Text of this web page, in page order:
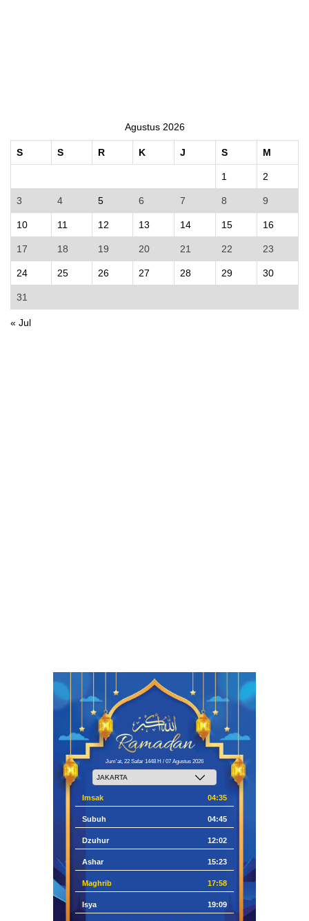
Agustus 2026
S S R K J S M
1 2
3 4 5 6 7 8 9
10 11 12 13 14 15 16
17 18 19 20 21 22 23
24 25 26 27 28 29 30
31
« Jul
Jum'at, 22 Safar 1448 H / 07 Agustus 2026
Imsak 04:35
Subuh 04:45
Dzuhur 12:02
Ashar 15:23
Maghrib 17:58
Isya 19:09